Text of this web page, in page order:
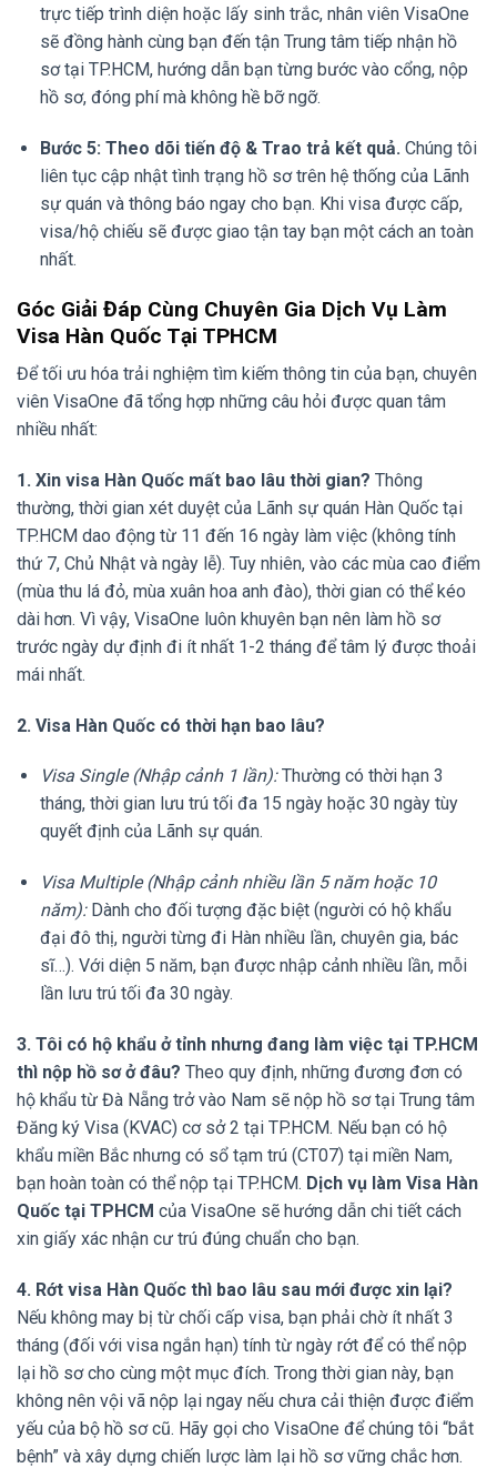
trực tiếp trình diện hoặc lấy sinh trắc, nhân viên VisaOne
sẽ đồng hành cùng bạn đến tận Trung tâm tiếp nhận hồ
sơ tại TP.HCM, hướng dẫn bạn từng bước vào cổng, nộp
hồ sơ, đóng phí mà không hề bỡ ngỡ.
Bước 5: Theo dõi tiến độ & Trao trả kết quả. Chúng tôi
liên tục cập nhật tình trạng hồ sơ trên hệ thống của Lãnh
sự quán và thông báo ngay cho bạn. Khi visa được cấp,
visa/hộ chiếu sẽ được giao tận tay bạn một cách an toàn
nhất.
Góc Giải Đáp Cùng Chuyên Gia Dịch Vụ Làm
Visa Hàn Quốc Tại TPHCM
Để tối ưu hóa trải nghiệm tìm kiếm thông tin của bạn, chuyên
viên VisaOne đã tổng hợp những câu hỏi được quan tâm
nhiều nhất:
1. Xin visa Hàn Quốc mất bao lâu thời gian? Thông
thường, thời gian xét duyệt của Lãnh sự quán Hàn Quốc tại
TP.HCM dao động từ 11 đến 16 ngày làm việc (không tính
thứ 7, Chủ Nhật và ngày lễ). Tuy nhiên, vào các mùa cao điểm
(mùa thu lá đỏ, mùa xuân hoa anh đào), thời gian có thể kéo
dài hơn. Vì vậy, VisaOne luôn khuyên bạn nên làm hồ sơ
trước ngày dự định đi ít nhất 1-2 tháng để tâm lý được thoải
mái nhất.
2. Visa Hàn Quốc có thời hạn bao lâu?
Visa Single (Nhập cảnh 1 lần):Thường có thời hạn 3
tháng, thời gian lưu trú tối đa 15 ngày hoặc 30 ngày tùy
quyết định của Lãnh sự quán.
Visa Multiple (Nhập cảnh nhiều lần 5 năm hoặc 10
năm):Dành cho đối tượng đặc biệt (người có hộ khẩu
đại đô thị, người từng đi Hàn nhiều lần, chuyên gia, bác
sĩ…). Với diện 5 năm, bạn được nhập cảnh nhiều lần, mỗi
lần lưu trú tối đa 30 ngày.
3. Tôi có hộ khẩu ở tỉnh nhưng đang làm việc tại TP.HCM
thì nộp hồ sơ ở đâu? Theo quy định, những đương đơn có
hộ khẩu từ Đà Nẵng trở vào Nam sẽ nộp hồ sơ tại Trung tâm
Đăng ký Visa (KVAC) cơ sở 2 tại TP.HCM. Nếu bạn có hộ
khẩu miền Bắc nhưng có sổ tạm trú (CT07) tại miền Nam,
bạn hoàn toàn có thể nộp tại TP.HCM. Dịch vụ làm Visa Hàn
Quốc tại TPHCM của VisaOne sẽ hướng dẫn chi tiết cách
xin giấy xác nhận cư trú đúng chuẩn cho bạn.
4. Rớt visa Hàn Quốc thì bao lâu sau mới được xin lại?
Nếu không may bị từ chối cấp visa, bạn phải chờ ít nhất 3
tháng (đối với visa ngắn hạn) tính từ ngày rớt để có thể nộp
lại hồ sơ cho cùng một mục đích. Trong thời gian này, bạn
không nên vội vã nộp lại ngay nếu chưa cải thiện được điểm
yếu của bộ hồ sơ cũ. Hãy gọi cho VisaOne để chúng tôi “bắt
bệnh” và xây dựng chiến lược làm lại hồ sơ vững chắc hơn.